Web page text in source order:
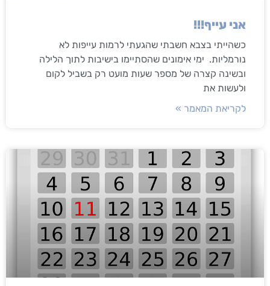
אני עייף!!!
כשהייתי בצבא חשבתי שהגעתי לרמות עייפות לא
נורמליות. ימי אימונים שהסתיימו בישיבות לתוך הלילה
ובשינה קצרה של מספר שעות מועט רק בשביל לקום
ולעשות את
לקריאת המאמר »